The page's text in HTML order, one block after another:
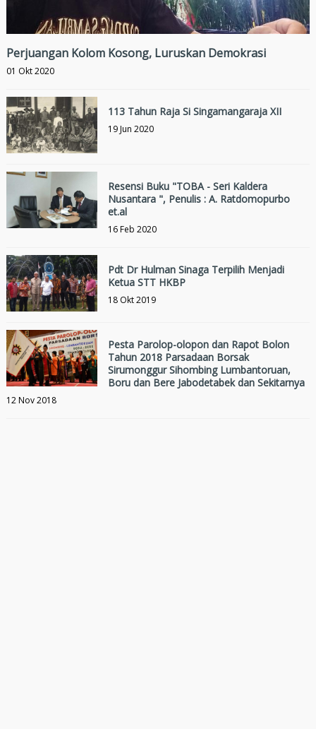
Perjuangan Kolom Kosong, Luruskan Demokrasi
01 Okt 2020
113 Tahun Raja Si Singamangaraja XII
19 Jun 2020
Resensi Buku "TOBA - Seri Kaldera
Nusantara ", Penulis : A. Ratdomopurbo
et.al
16 Feb 2020
Pdt Dr Hulman Sinaga Terpilih Menjadi
Ketua STT HKBP
18 Okt 2019
Pesta Parolop-olopon dan Rapot Bolon
Tahun 2018 Parsadaan Borsak
Sirumonggur Sihombing Lumbantoruan,
Boru dan Bere Jabodetabek dan Sekitarnya
12 Nov 2018